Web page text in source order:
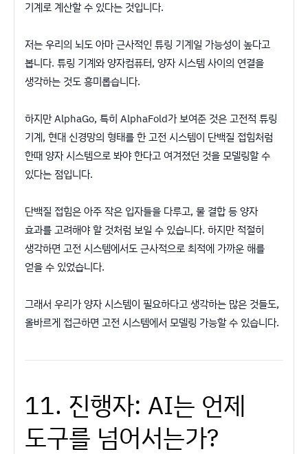
기계로 계산할 수 있다는 것입니다.
저는 우리의 뇌도 아마 근사적인 튜링 기계일 가능성이 높다고
봅니다. 튜링 기계와 양자컴퓨터, 양자 시스템 사이의 연결을
생각하는 것도 흥미롭습니다.
하지만 AlphaGo, 특히 AlphaFold가 보여준 것은 고전적 튜링
기계, 현대 신경망의 형태를 한 고전 시스템이 단백질 접힘처럼
한때 양자 시스템으로 봐야 한다고 여겨졌던 것을 모델링할 수
있다는 점입니다.
단백질 접힘은 아주 작은 입자들을 다루고, 물 결합 등 양자
효과를 고려해야 할 것처럼 보일 수 있습니다. 하지만 적절히
생각하면 고전 시스템에서도 근사적으로 최적에 가까운 해를
얻을 수 있었습니다.
그래서 우리가 양자 시스템이 필요하다고 생각하는 많은 것들도,
올바르게 접근하면 고전 시스템에서 모델링 가능할 수 있습니다.
11. 진행자: AI는 언제
도구를 넘어서는가?